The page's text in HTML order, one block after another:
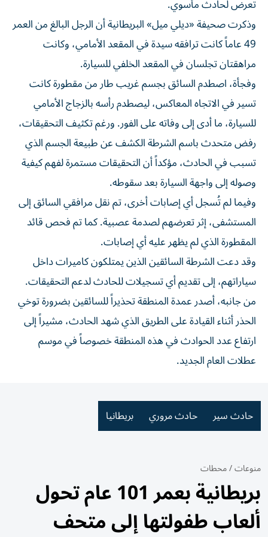
تعرض لحادث مأسوي.
وذكرت صحيفة «ديلي ميل» البريطانية أن الرجل البالغ من العمر
49 عاماً كانت ترافقه سيدة في المقعد الأمامي، وكانت
مراهقتان تجلسان في المقعد الخلفي للسيارة.
وفجأة، اصطدم السائق بجسم غريب طار من مقطورة كانت
تسير في الاتجاه المعاكس، ليصطدم رأسه بالزجاج الأمامي
للسيارة، ما أدى إلى وفاته على الفور. ورغم تكثيف التحقيقات،
رفض متحدث باسم الشرطة الكشف عن طبيعة الجسم الذي
تسبب في الحادث، مؤكداً أن التحقيقات مستمرة لفهم كيفية
وصوله إلى واجهة السيارة بعد سقوطه.
وفيما لم تُسجل أي إصابات أخرى، تم نقل مرافقي السائق إلى
المستشفى، إثر تعرضهم لصدمة عصبية. كما تم فحص قائد
المقطورة الذي لم يظهر عليه أي إصابات.
وقد دعت الشرطة السائقين الذين يمتلكون كاميرات داخل
سياراتهم، إلى تقديم أي تسجيلات للحادث لدعم التحقيقات.
من جانبه، أصدر عمدة المنطقة تحذيراً للسائقين بضرورة توخي
الحذر أثناء القيادة على الطريق الذي شهد الحادث، مشيراً إلى
ارتفاع عدد الحوادث في هذه المنطقة خصوصاً في موسم
عطلات العام الجديد.
حادث سير حادث مروري بريطانيا
منوعات/محطات
بريطانية بعمر 101 عام تحول
ألعاب طفولتها إلى متحف